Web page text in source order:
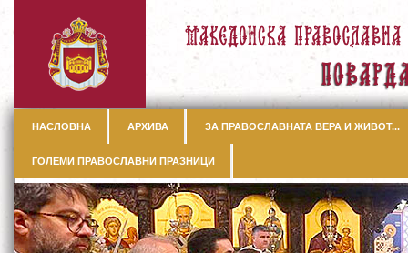
НАСЛОВНА АРХИВА ЗА ПРАВОСЛАВНАТА ВЕРА И ЖИВОТ...
ГОЛЕМИ ПРАВОСЛАВНИ ПРАЗНИЦИ